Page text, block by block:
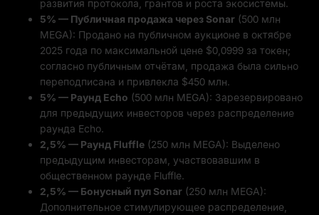
развития протокола, грантов и роста экосистемы.
5% — Публичная продажа через Sonar (500 млн
MEGA): Продано на публичном аукционе в октябре
2025 года по максимальной цене $0,0999 за токен;
согласно публичным отчётам, продажа была сильно
переподписана и привлекла $450 млн.
5% — Раунд Echo (500 млн MEGA): Зарезервировано
для предыдущих инвесторов через распределение
раунда Echo.
2,5% — Раунд Fluffle (250 млн MEGA): Выделено
предыдущим инвесторам, участвовавшим в
общественном раунде Fluffle.
2,5% — Бонусный пул Sonar (250 млн MEGA):
Дополнительное стимулирующее распределение,